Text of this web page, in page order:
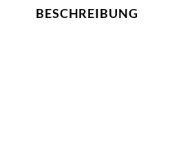
BESCHREIBUNG